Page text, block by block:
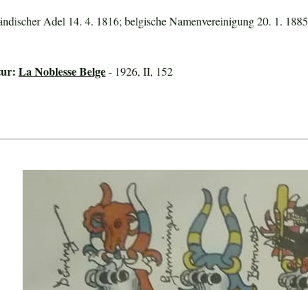
Adel 14. 4. 1816; belgische Namenvereinigung 20. 1. 1885
La Noblesse Belge- 1926, II, 152